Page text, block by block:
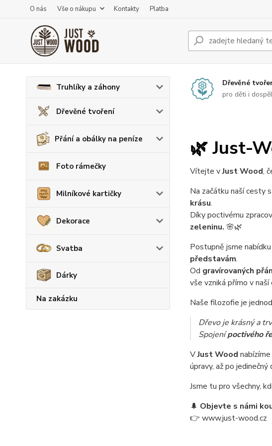
O nás Vše o nákupu Kontakty Platba
Truhlíky a záhony
Dřevěné tvoření
Přání a obálky na peníze
Foto rámečky
Milníkové kartičky
Dekorace
Svatba
Dárky
Na zakázku
Dřevěné
pro děti i
🌿 Just-
Vítejte vJust Wood,
Na začátku naší cesty
krásu.
Díky poctivému
zeleninu. 🌸🌿
Postupně jsme
představám.
Od gravírovaných
vše vzniká přímo v
Naše filozofie je
Dřevo je krásný a
Spojenípoctivého
VJust Wood
úpravy, až po jedinečný
Jsme tu pro všechny,
🌲 Objevte s námi
👉 www.just-wood.cz